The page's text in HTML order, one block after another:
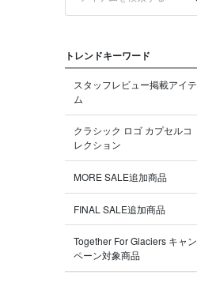
トレンドキーワード
スタッフレビュー掲載アイテ
ム
クラシック ロゴ カプセルコ
レクション
MORE SALE追加商品
FINAL SALE追加商品
Together For Glaciers キャン
ペーン対象商品